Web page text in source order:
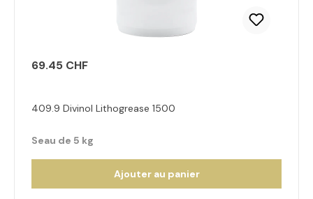
69.45 CHF
409.9 Divinol Lithogrease 1500
Seau de 5 kg
Ajouter au panier